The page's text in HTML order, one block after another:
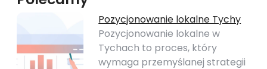
Pozycjonowanie lokalne Tychy
Pozycjonowanie lokalne w
Tychach to proces, który
wymaga przemyślanej strategii